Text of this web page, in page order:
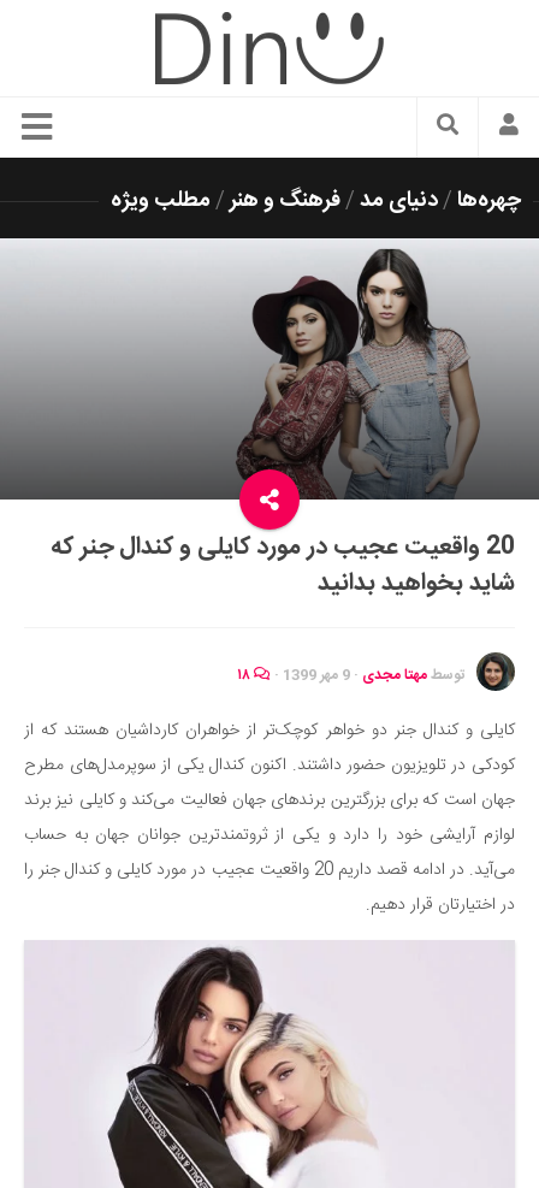
سبک زندگی
زیبایی و آرایش
شیک پوشی
دکوراسیون و چیدمان
غذا
رستوران گردی
آشپزی
سفر و گردشگری
ایران گردی
جهان گردی
موفقیت و مهارت‌های فردی
تغذیه سالم
بهداشت
بیماری و درمان
کودک و مادر
ورزش و تندرستی
چهره‌ها/دنیای مد/فرهنگ و هنر/مطلب ویژه
20 واقعیت عجیب در مورد کایلی و کندال جنر که
شاید بخواهید بدانید
توسطمهتا مجدی · 9 مهر 1399 ·
کایلی و کندال جنر دو خواهر کوچک‌تر از خواهران کارداشیان هستند که از
کودکی در تلویزیون حضور داشتند. اکنون کندال یکی از سوپرمدل‌های مطرح
جهان است که برای بزرگترین برندهای جهان فعالیت می‌کند و کایلی نیز برند
لوازم آرایشی خود را دارد و یکی از ثروتمندترین جوانان جهان به حساب
می‌آید. در ادامه قصد داریم 20 واقعیت عجیب در مورد کایلی و کندال جنر را
در اختیارتان قرار دهیم.